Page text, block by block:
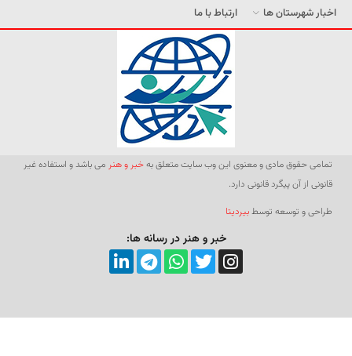
اخبار شهرستان ها
ارتباط با ما
تمامی حقوق مادی و معنوی این وب سایت متعلق بهخبر و هنر می باشد و استفاده غیر
قانونی از آن پیگرد قانونی دارد.
طراحی و توسعه توسطبیردیتا
خبر و هنر در رسانه ها: